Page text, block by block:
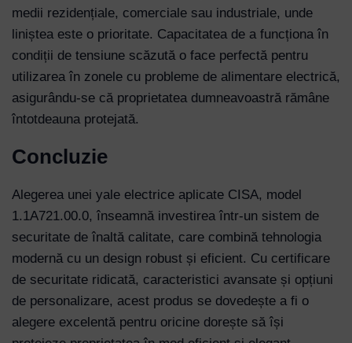
medii rezidențiale, comerciale sau industriale, unde
liniștea este o prioritate. Capacitatea de a funcționa în
condiții de tensiune scăzută o face perfectă pentru
utilizarea în zonele cu probleme de alimentare electrică,
asigurându-se că proprietatea dumneavoastră rămâne
întotdeauna protejată.
Concluzie
Alegerea unei yale electrice aplicate CISA, model
1.1A721.00.0, înseamnă investirea într-un sistem de
securitate de înaltă calitate, care combină tehnologia
modernă cu un design robust și eficient. Cu certificare
de securitate ridicată, caracteristici avansate și opțiuni
de personalizare, acest produs se dovedește a fi o
alegere excelentă pentru oricine dorește să își